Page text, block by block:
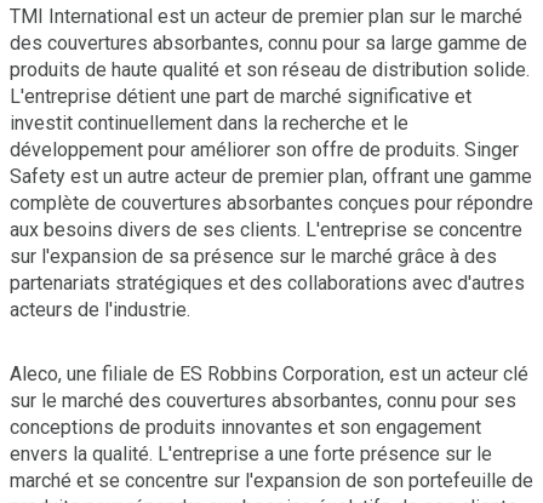
TMI International est un acteur de premier plan sur le marché
des couvertures absorbantes, connu pour sa large gamme de
produits de haute qualité et son réseau de distribution solide.
L'entreprise détient une part de marché significative et
investit continuellement dans la recherche et le
développement pour améliorer son offre de produits. Singer
Safety est un autre acteur de premier plan, offrant une gamme
complète de couvertures absorbantes conçues pour répondre
aux besoins divers de ses clients. L'entreprise se concentre
sur l'expansion de sa présence sur le marché grâce à des
partenariats stratégiques et des collaborations avec d'autres
acteurs de l'industrie.
Aleco, une filiale de ES Robbins Corporation, est un acteur clé
sur le marché des couvertures absorbantes, connu pour ses
conceptions de produits innovantes et son engagement
envers la qualité. L'entreprise a une forte présence sur le
marché et se concentre sur l'expansion de son portefeuille de